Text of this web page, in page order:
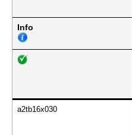
Info
a2tb16x030